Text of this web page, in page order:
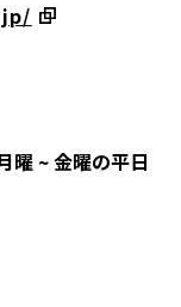
曜 ~ 金曜の平日